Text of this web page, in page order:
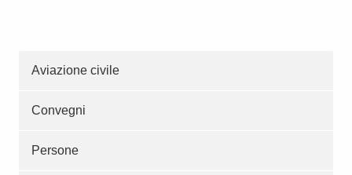
Aviazione civile
Convegni
Persone